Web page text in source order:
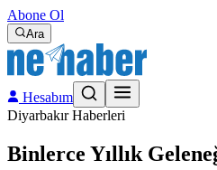
Abone Ol
Ara
Hesabım
Diyarbakır Haberleri
Binlerce Yıllık